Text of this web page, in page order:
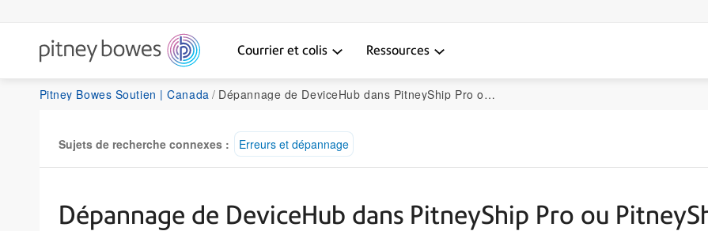
Courrier et colis Ressources
Pitney Bowes Soutien | Canada Dépannage de DeviceHub dans PitneyShip Pro ou PitneyShip Enterprise
Sujets de recherche connexes : Erreurs et dépannage
Dépannage de DeviceHub dans PitneyShip Pro ou